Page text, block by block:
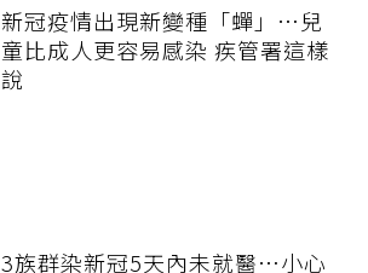
新冠疫情出現新變種「蟬」…兒
童比成人更容易感染 疾管署這樣
說
3族群染新冠5天內未就醫…小心